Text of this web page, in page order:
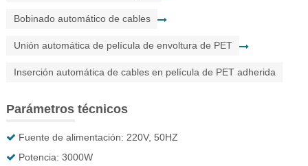
Bobinado automático de cables
Unión automática de película de envoltura de PET
Inserción automática de cables en película de PET adherida
Parámetros técnicos
Fuente de alimentación: 220V, 50HZ
Potencia: 3000W